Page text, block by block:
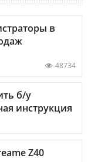
в
48734
б/у
инструкция
Z40